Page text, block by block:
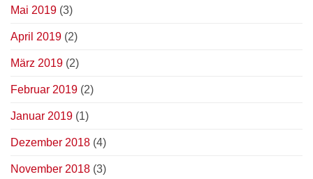
Mai 2019 (3)
April 2019 (2)
März 2019 (2)
Februar 2019 (2)
Januar 2019 (1)
Dezember 2018 (4)
November 2018 (3)